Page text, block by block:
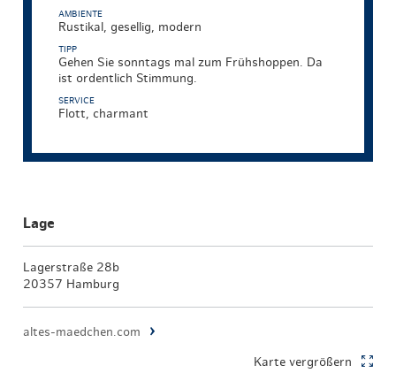
AMBIENTE
Rustikal, gesellig, modern
TIPP
Gehen Sie sonntags mal zum Frühshoppen. Da
ist ordentlich Stimmung.
SERVICE
Flott, charmant
Lage
Lagerstraße 28b
20357 Hamburg
altes-maedchen.com
Karte vergrößern